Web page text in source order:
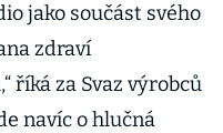
jako součást svého
zdraví
říká za Svaz výrobců
navíc o hlučná